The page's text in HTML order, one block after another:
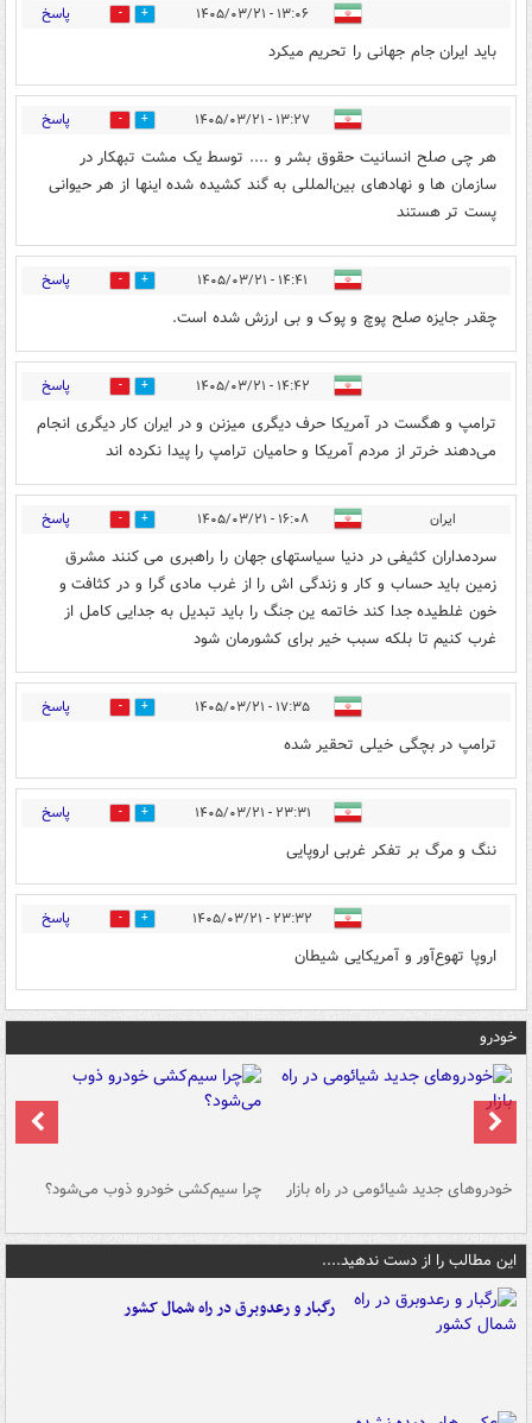
۱۳:۰۶ - ۱۴۰۵/۰۳/۲۱ 1 پاسخ
باید ایران جام جهانی را تحریم میکرد
۱۳:۲۷ - ۱۴۰۵/۰۳/۲۱ 5 پاسخ
هر چی صلح انسانیت حقوق بشر و .... توسط یک مشت تبهکار در
سازمان ها و نهادهای بین‌المللی به گند کشیده شده اینها از هر حیوانی
پست تر هستند
۱۴:۴۱ - ۱۴۰۵/۰۳/۲۱ 0 پاسخ
چقدر جایزه صلح پوچ و پوک و بی ارزش شده است.
۱۴:۴۲ - ۱۴۰۵/۰۳/۲۱ 0 پاسخ
ترامپ و هگست در آمریکا حرف دیگری میزنن و در ایران کار دیگری انجام‌
می‌دهند خرتر از مردم آمریکا و حامیان ترامپ را پیدا نکرده اند
ایران ۱۶:۰۸ - ۱۴۰۵/۰۳/۲۱ 0 پاسخ
سردمداران کثیفی در دنیا سیاستهای جهان را راهبری می کنند مشرق
زمین باید حساب و کار و زندگی اش را از غرب مادی گرا و در کثافت و
خون غلطیده جدا کند خاتمه ین جنگ را باید تبدیل به جدایی کامل از
غرب کنیم تا بلکه سبب خیر برای کشورمان شود
۱۷:۳۵ - ۱۴۰۵/۰۳/۲۱ 0 پاسخ
ترامپ در بچگی خیلی تحقیر شده
۲۳:۳۱ - ۱۴۰۵/۰۳/۲۱ 0 پاسخ
ننگ و مرگ بر تفکر غربی اروپایی
۲۳:۳۲ - ۱۴۰۵/۰۳/۲۱ 0 پاسخ
اروپا تهوع‌آور و آمریکایی شیطان
خودرو
خودروهای جدید شیائومی در راه بازار چرا سیم‌کشی خودرو ذوب می‌شود؟
این مطالب را از دست ندهید....
رگبار و رعدوبرق در راه شمال کشور